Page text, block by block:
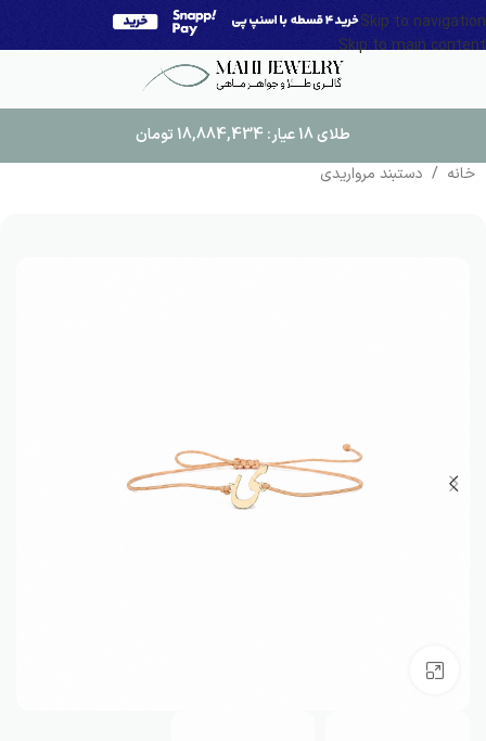
Skip to navigation
Skip to main content
طلای 18 عیار: 18,884,434 تومان
خانه / دستبند مرواریدی